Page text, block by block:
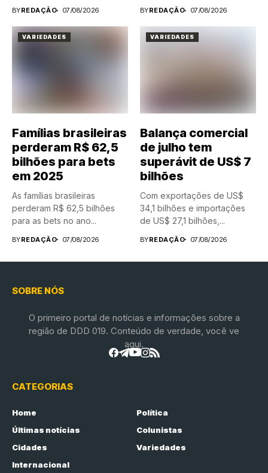
BYREDAÇÃO 07/08/2026 BYREDAÇÃO 07/08/2026
VARIEDADES
Famílias brasileiras
perderam R$ 62,5
bilhões para bets
em 2025
As famílias brasileiras
perderam R$ 62,5 bilhões
para as bets no ano...
BYREDAÇÃO 07/08/2026
VARIEDADES
Balança comercial
de julho tem
superávit de US$ 7
bilhões
Com exportações de US$
34,1 bilhões e importações
de US$ 27,1 bilhões,...
BYREDAÇÃO 07/08/2026
SOBRE NÓS
O primeiro portal de notícias e informações sobre a
região de DDD 019. Conteúdo de verdade, você ve
aqui.
CATEGORIAS
Home
Política
Últimas notícias
Colunistas
Cidades
Variedades
Internacional